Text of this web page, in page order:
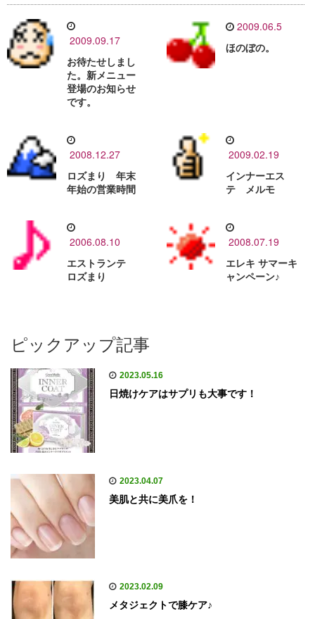
2009.09.17
お待たせしまし
た。新メニュー
登場のお知らせ
です。
2009.06.5
ほのぼの。
2008.12.27
ロズまり 年末
年始の営業時間
2009.02.19
インナーエス
テ メルモ
2006.08.10
エストランテ
ロズまり
2008.07.19
エレキ サマーキ
ャンペーン♪
ピックアップ記事
2023.05.16
日焼けケアはサプリも大事です！
2023.04.07
美肌と共に美爪を！
2023.02.09
メタジェクトで膝ケア♪